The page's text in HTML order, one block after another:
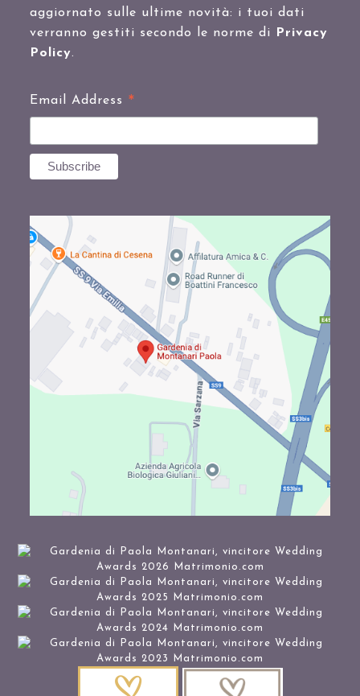
aggiornato sulle ultime novità: i tuoi dati
verranno gestiti secondo le norme di
Privacy
Policy.
Email Address *